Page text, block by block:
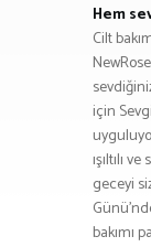
Hem
Cilt
için
ışıltılı
geceyi
bakımı